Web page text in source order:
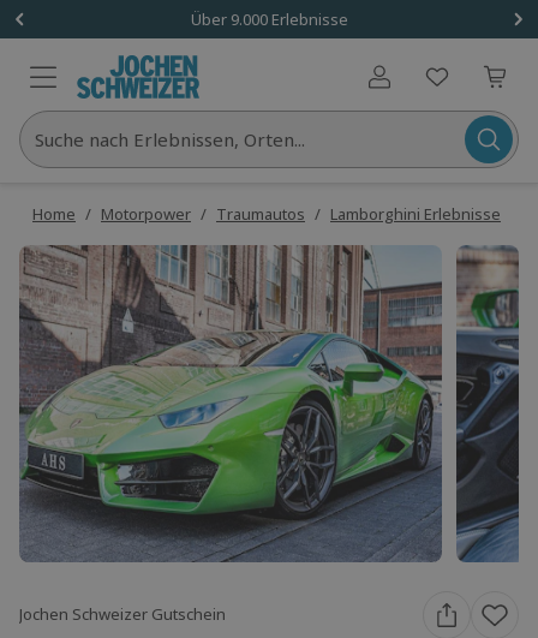
Über 9.000 Erlebnisse
Benutzerkonto
Suche nach Erlebnissen, Orten...
Home / Motorpower / Traumautos / Lamborghini Erlebnisse
Jochen Schweizer Gutschein